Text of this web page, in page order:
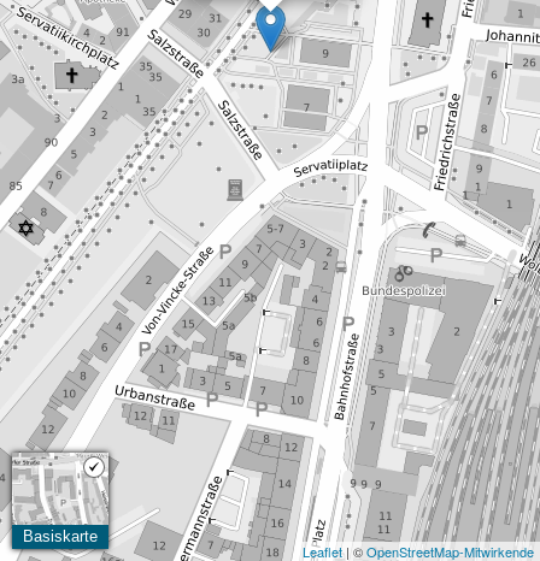
Basiskarte
Leaflet| ©OpenStreetMap-Mitwirkende